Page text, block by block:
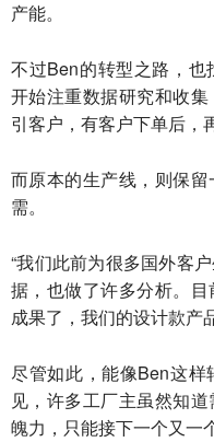
产能。
不过Ben的转型之路，
开始注重数据研究和收
引客户，有客户下单后，
而原本的生产线，则保
需。
“我们此前为很多国外客
据，也做了许多分析。
成果了，我们的设计款产
尽管如此，能像Ben这
见，许多工厂主虽然知
魄力，只能接下一个又一